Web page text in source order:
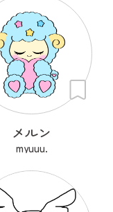
メルン
myuuu.